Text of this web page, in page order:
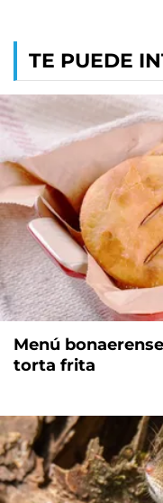
TE PUEDE
Menú
torta frita